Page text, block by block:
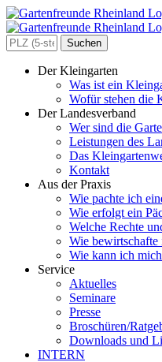
Zum
Inhalt
springen
Search
for:
Der Kleingarten
Was ist ein
Wofür stehen die
Der Landesverband
Wer sind die
Leistungen des
Das
Kontakt
Aus der Praxis
Wie pachte ich
Wie erfolgt ein
Welche Rechte
Wie
Wie kann ich
Service
Aktuelles
Seminare
Presse
Broschüren/
Downloads und
INTERN